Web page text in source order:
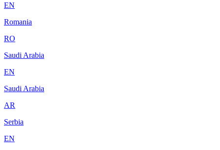
EN
Romania
RO
Saudi Arabia
EN
Saudi Arabia
AR
Serbia
EN